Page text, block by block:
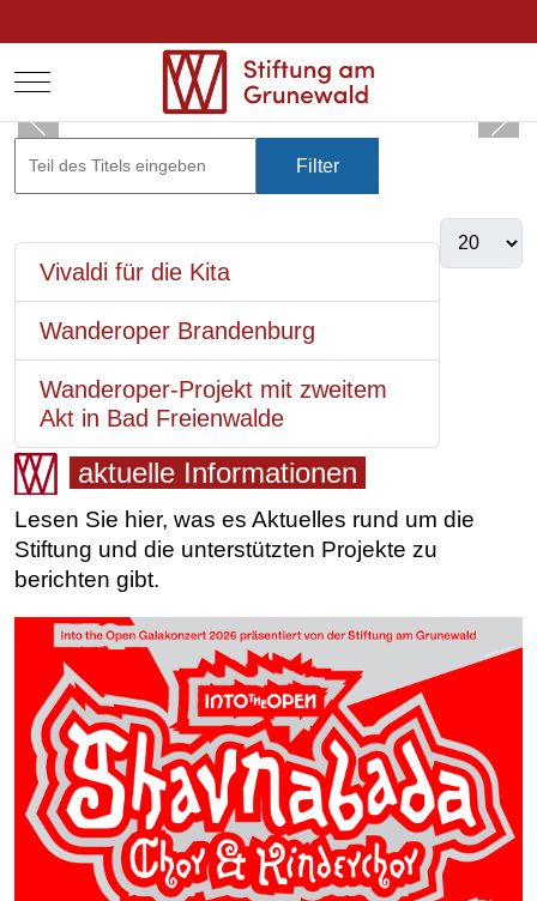
Mobile Menu Toggle
Filter
Vivaldi für die Kita
Wanderoper Brandenburg
Wanderoper-Projekt mit zweitem
Akt in Bad Freienwalde
aktuelle Informationen
Lesen Sie hier, was es Aktuelles rund um die
Stiftung und die unterstützten Projekte zu
berichten gibt.